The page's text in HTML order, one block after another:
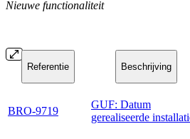
Nieuwe functionaliteit
Referentie Beschrijving
BRO-9719
GUF: Datum
gerealiseerde